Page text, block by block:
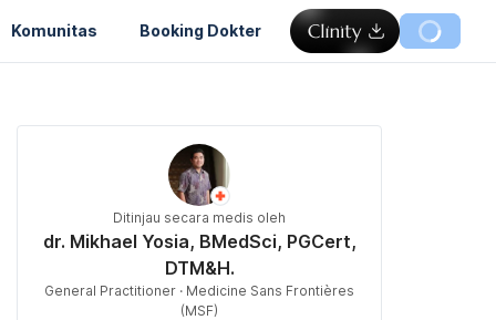
Komunitas Booking Dokter
Ditinjau secara medis oleh
dr. Mikhael Yosia, BMedSci, PGCert,
DTM&H.
General Practitioner · Medicine Sans Frontières
(MSF)